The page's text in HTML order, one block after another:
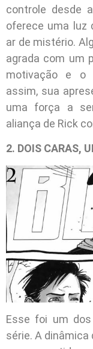
controle desde
oferece uma luz
ar de mistério.
agrada com um
motivação e o
assim, sua
uma força a
aliança de Rick
2. DOIS CARAS,
Esse foi um
série. A